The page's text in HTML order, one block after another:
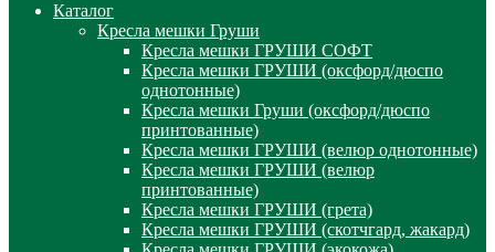
Каталог
Кресла мешки Груши
Кресла мешки ГРУШИ СОФТ
Кресла мешки ГРУШИ (оксфорд/дюспо
однотонные)
Кресла мешки Груши (оксфорд/дюспо
принтованные)
Кресла мешки ГРУШИ (велюр однотонные)
Кресла мешки ГРУШИ (велюр
принтованные)
Кресла мешки ГРУШИ (грета)
Кресла мешки ГРУШИ (скотчгард, жакард)